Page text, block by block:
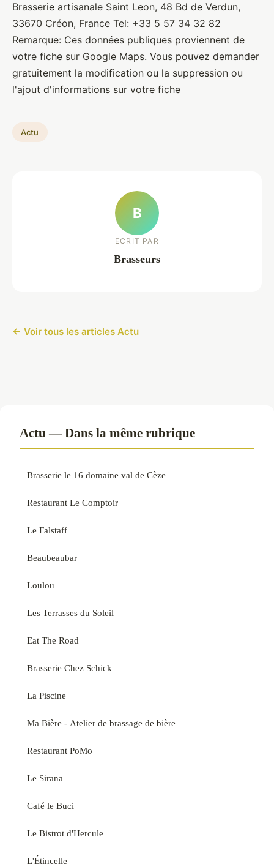
Brasserie artisanale Saint Leon, 48 Bd de Verdun,
33670 Créon, France Tel: +33 5 57 34 32 82
Remarque: Ces données publiques proviennent de
votre fiche sur Google Maps. Vous pouvez demander
gratuitement la modification ou la suppression ou
l'ajout d'informations sur votre fiche
Actu
B
ECRIT PAR
Brasseurs
← Voir tous les articles Actu
Actu — Dans la même rubrique
Brasserie le 16 domaine val de Cèze
Restaurant Le Comptoir
Le Falstaff
Beaubeaubar
Loulou
Les Terrasses du Soleil
Eat The Road
Brasserie Chez Schick
La Piscine
Ma Bière - Atelier de brassage de bière
Restaurant PoMo
Le Sirana
Café le Buci
Le Bistrot d'Hercule
L'Étincelle